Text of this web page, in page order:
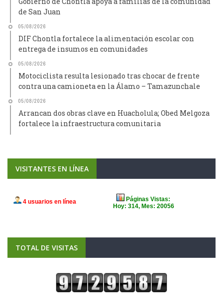
de San Juan
05/08/2026
DIF Chontla fortalece la alimentación escolar con
entrega de insumos en comunidades
05/08/2026
Motociclista resulta lesionado tras chocar de frente
contra una camioneta en la Álamo – Tamazunchale
05/08/2026
Arrancan dos obras clave en Huacholula; Obed Melgoza
fortalece la infraestructura comunitaria
VISITANTES EN LÍNEA
TOTAL DE VISITAS